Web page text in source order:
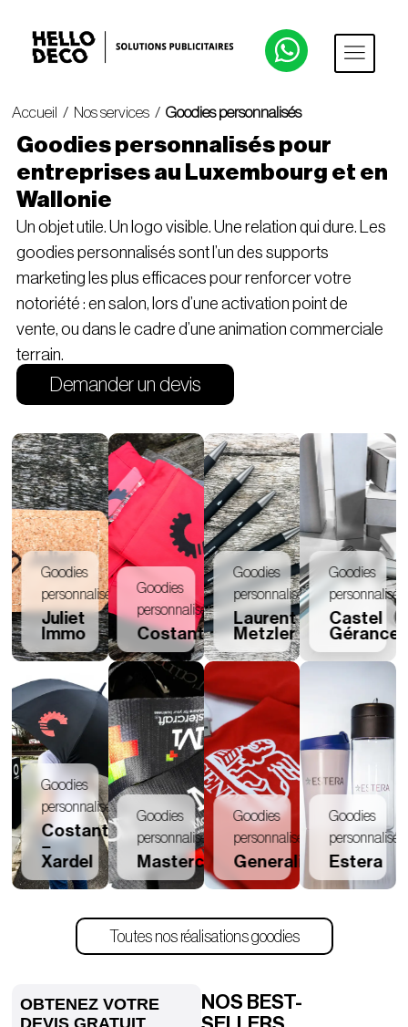
Accueil / Nos services /Goodies personnalisés
Goodies personnalisés pour
entreprises au Luxembourg et en
Wallonie
Un objet utile. Un logo visible. Une relation qui dure. Les
goodies personnalisés sont l’un des supports
marketing les plus efficaces pour renforcer votre
notoriété : en salon, lors d’une activation point de
vente, ou dans le cadre d’une animation commerciale
terrain.
Demander un devis
Goodies
personnalisés
Juliet
Immo
Goodies
personnalisés
Costantini
–
Xardel
Goodies
personnalisés
Costantini
Goodies
personnalisés
Mastercraft
Goodies
personnalisés
Laurent
Metzler
Goodies
personnalisés
Generali
Goodies
personnalisés
Castel
Gérance
Goodies
personnalisés
Estera
Toutes nos réalisations goodies
NOS BEST-
OBTENEZ VOTRE